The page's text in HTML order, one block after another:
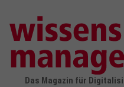
Das Magazin für